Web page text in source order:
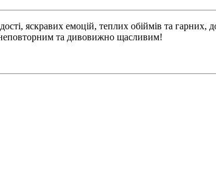
яскравих емоцій, теплих обіймів та
та дивовижно щасливим!